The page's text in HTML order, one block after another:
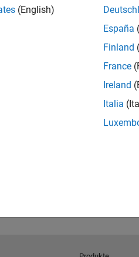
E-Mail-Adresse*
Kontaktdaten weder
Sie in unserer
(English)
España
Finland
France
Ireland
Italia